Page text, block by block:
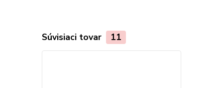
Súvisiaci tovar 11